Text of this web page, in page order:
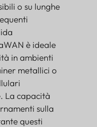
o su lunghe
è ideale
in ambienti
metallici o
La capacità
sulla
questi